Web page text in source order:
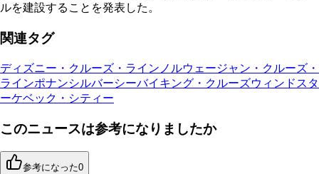
ルを建設することを発表した。
関連タグ
ディズニー・クルーズ・ライン ノルウェージャン・クルーズ・
ラインポナンシルバーシーバイキング・クルーズウィンドスタ
ーケベック・シティー
このニュースは参考になりましたか
参考になった0